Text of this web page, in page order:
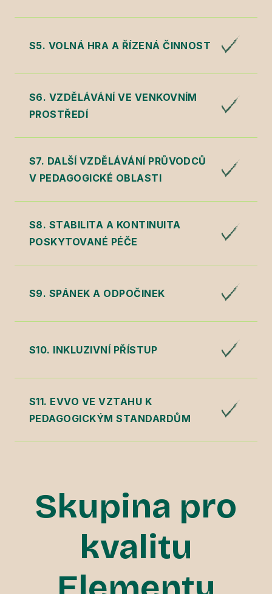
S5. VOLNÁ HRA A ŘÍZENÁ ČINNOST
S6. VZDĚLÁVÁNÍ VE VENKOVNÍM
PROSTŘEDÍ
S7. DALŠÍ VZDĚLÁVÁNÍ PRŮVODCŮ
V PEDAGOGICKÉ OBLASTI
S8. STABILITA A KONTINUITA
POSKYTOVANÉ PÉČE
S9. SPÁNEK A ODPOČINEK
S10. INKLUZIVNÍ PŘÍSTUP
S11. EVVO VE VZTAHU K
PEDAGOGICKÝM STANDARDŮM
Skupina pro
kvalitu